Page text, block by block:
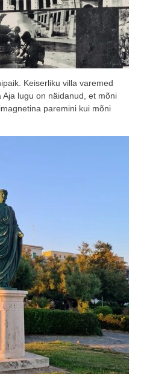
Keiserliku villa varemed
lugu on näidanud, et mõni
paremini kui mõni